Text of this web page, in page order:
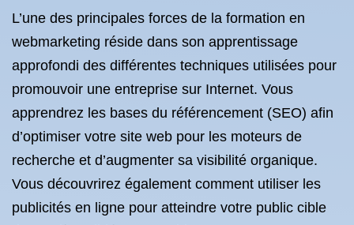
L’une des principales forces de la formation en
webmarketing réside dans son apprentissage
approfondi des différentes techniques utilisées pour
promouvoir une entreprise sur Internet. Vous
apprendrez les bases du référencement (SEO) afin
d’optimiser votre site web pour les moteurs de
recherche et d’augmenter sa visibilité organique.
Vous découvrirez également comment utiliser les
publicités en ligne pour atteindre votre public cible